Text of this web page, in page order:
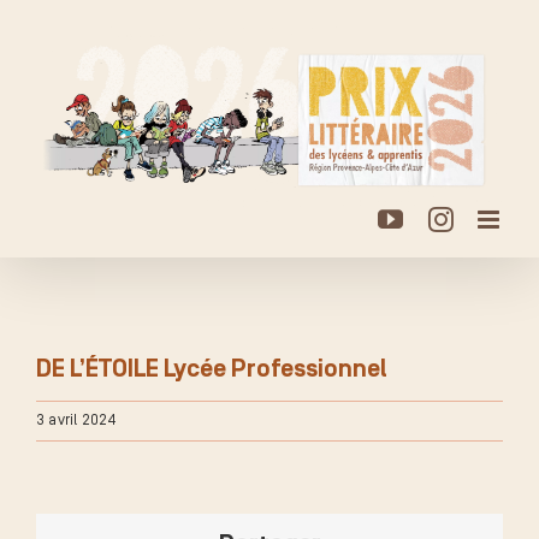
YouTube
DE L’ÉTOILE Lycée Professionnel
3 avril 2024